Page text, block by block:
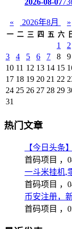
2026-08-07
« 2026年8月 »
一 二 三 四 五 六
1
2
3
4 5 6 7 8
9
10 11 12 13 14 15
17 18 19 20 21 22
24 25 26 27 28 29
31
热门文章
【今日头条
首码项目 ，
一斗米挂机,
首码项目 ，
币安注册，
首码项目 ，